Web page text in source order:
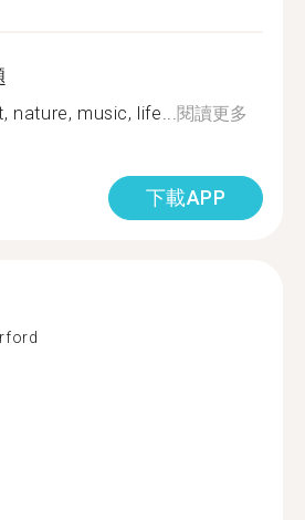
nature, music, life...閱讀更多
下載APP